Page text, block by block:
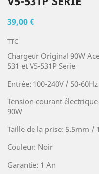
39,00 €
TTC
Chargeur Original 90W
531 et V5-531P Serie
Entrée: 100-240V / 50-60Hz
Tension-courant
90W
Taille de la prise: 5.5mm /
Couleur: Noir
Garantie: 1 An